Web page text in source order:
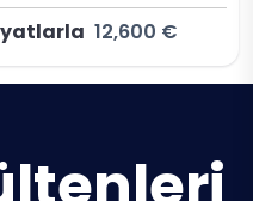
12,600 €